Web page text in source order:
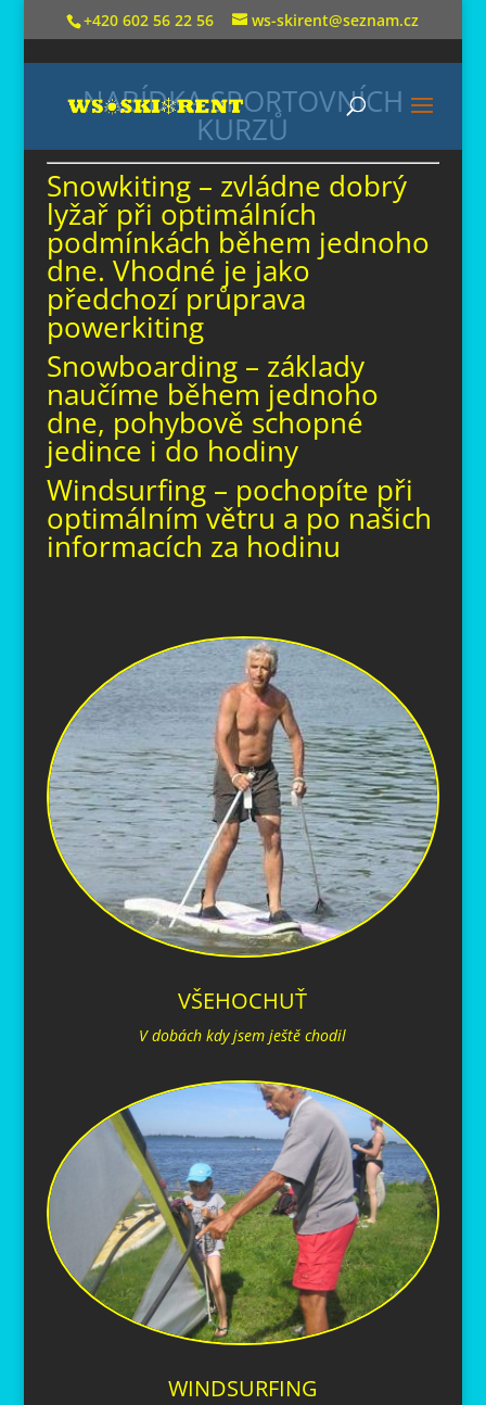
+420 602 56 22 56 ws-skirent@seznam.cz
NABÍDKA SPORTOVNÍCH
KURZŮ
Snowkiting – zvládne dobrý
lyžař při optimálních
podmínkách během jednoho
dne. Vhodné je jako
předchozí průprava
powerkiting
Snowboarding – základy
naučíme během jednoho
dne, pohybově schopné
jedince i do hodiny
Windsurfing – pochopíte při
optimálním větru a po našich
informacích za hodinu
VŠEHOCHUŤ
V dobách kdy jsem ještě chodil
WINDSURFING